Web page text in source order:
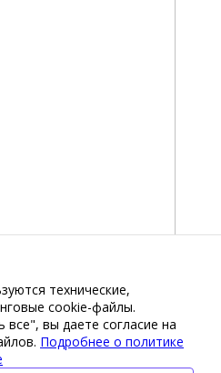
технические,
сооkіе-файлы.
вы даете согласие на
Подробнее о политике